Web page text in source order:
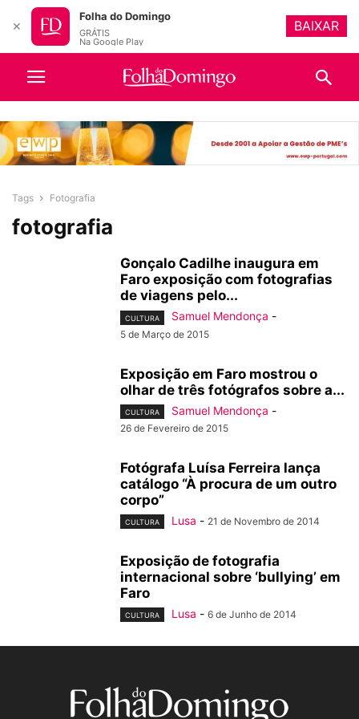
Tags Fotografia
fotografia
Gonçalo Cadilhe inaugura em
Faro exposição com fotografias
de viagens pelo...
CULTURA Samuel Mendonça -
5 de Março de 2015
Exposição em Faro mostrou o
olhar de três fotógrafos sobre a...
CULTURA Samuel Mendonça -
26 de Fevereiro de 2015
Fotógrafa Luísa Ferreira lança
catálogo “À procura de um outro
corpo”
CULTURA Lusa - 21 de Novembro de 2014
Exposição de fotografia
internacional sobre ‘bullying’ em
Faro
CULTURA Lusa - 6 de Junho de 2014
✕
Folha do Domingo
GRÁTIS
Na Google Play
BAIXAR